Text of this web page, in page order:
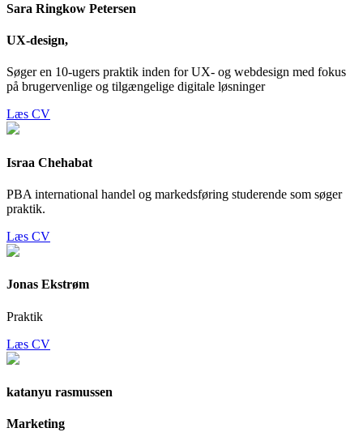
Sara Ringkow Petersen
UX-design,
Søger en 10-ugers praktik inden for UX- og webdesign med fokus
på brugervenlige og tilgængelige digitale løsninger
Læs CV
Israa Chehabat
PBA international handel og markedsføring studerende som søger
praktik.
Læs CV
Jonas Ekstrøm
Praktik
Læs CV
katanyu rasmussen
Marketing